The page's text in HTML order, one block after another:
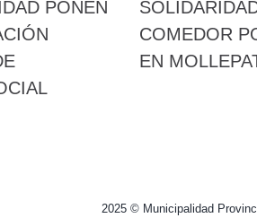
PONEN
COMEDOR
EN
2025 © Municipalidad